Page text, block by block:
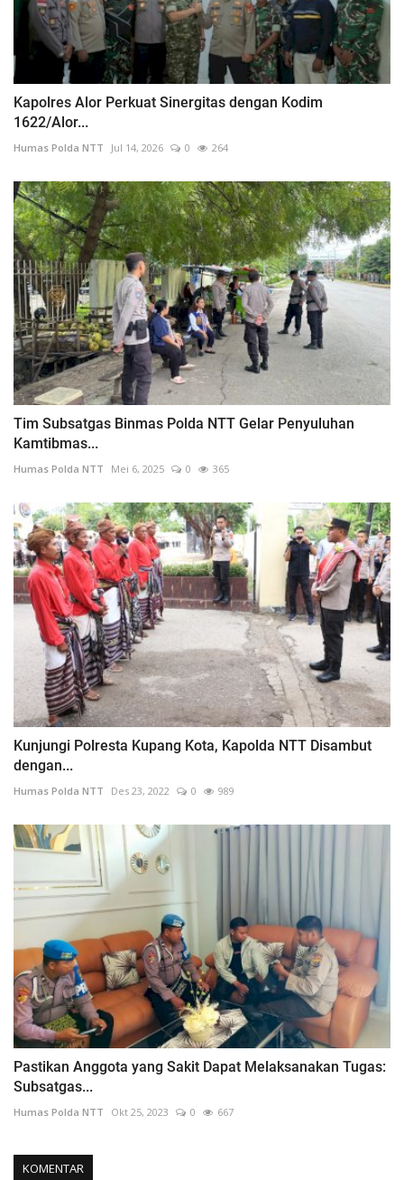
Kapolres Alor Perkuat Sinergitas dengan Kodim
1622/Alor...
Humas Polda NTT Jul 14, 2026 0 264
Tim Subsatgas Binmas Polda NTT Gelar Penyuluhan
Kamtibmas...
Humas Polda NTT Mei 6, 2025 0 365
Kunjungi Polresta Kupang Kota, Kapolda NTT Disambut
dengan...
Humas Polda NTT Des 23, 2022 0 989
Pastikan Anggota yang Sakit Dapat Melaksanakan Tugas:
Subsatgas...
Humas Polda NTT Okt 25, 2023 0 667
KOMENTAR